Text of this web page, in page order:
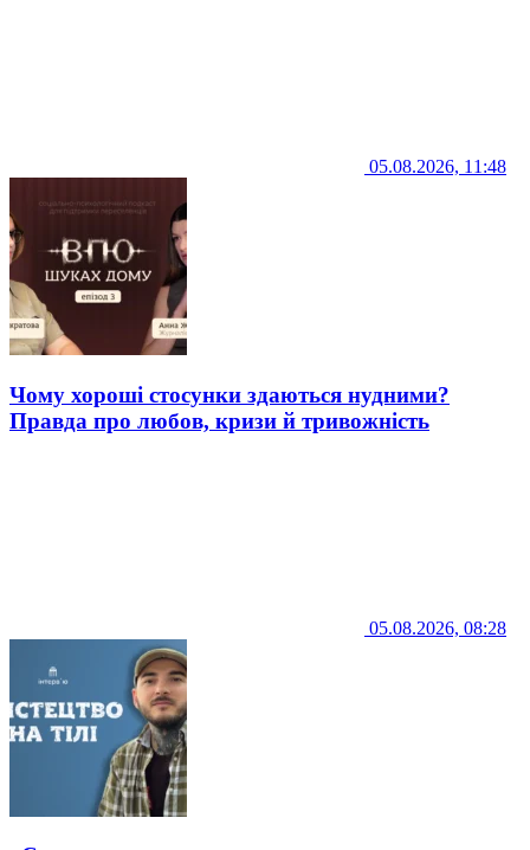
05.08.2026, 11:48
Чому хороші стосунки здаються нудними?
Правда про любов, кризи й тривожність
05.08.2026, 08:28